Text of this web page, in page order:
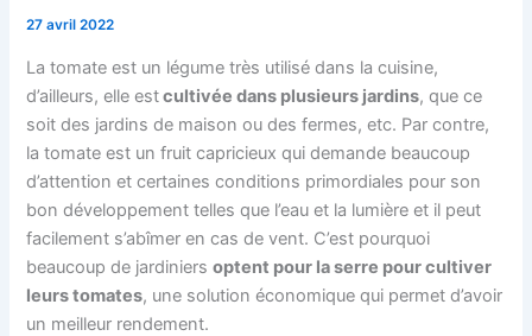
27 avril 2022
La tomate est un légume très utilisé dans la cuisine,
d’ailleurs, elle estcultivée dans plusieurs jardins, que ce
soit des jardins de maison ou des fermes, etc. Par contre,
la tomate est un fruit capricieux qui demande beaucoup
d’attention et certaines conditions primordiales pour son
bon développement telles que l’eau et la lumière et il peut
facilement s’abîmer en cas de vent. C’est pourquoi
beaucoup de jardiniersoptent pour la serre pour cultiver
leurs tomates, une solution économique qui permet d’avoir
un meilleur rendement.